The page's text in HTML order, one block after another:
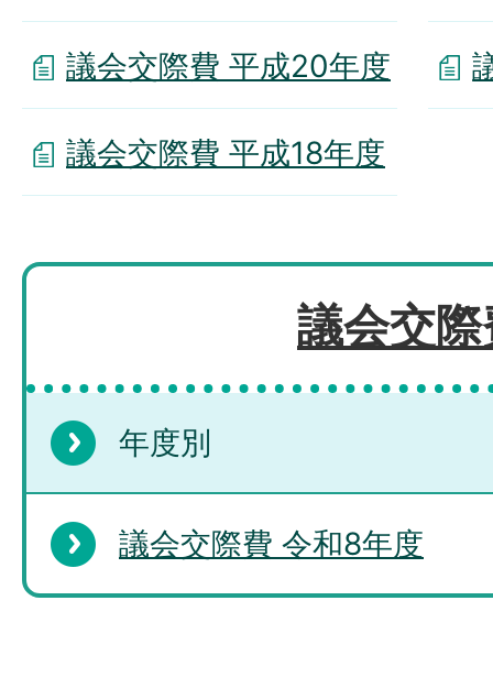
議会交際費 平成20年度
議会交際費 平成18年度
議会交
年度別
議会交際費 令和8年度